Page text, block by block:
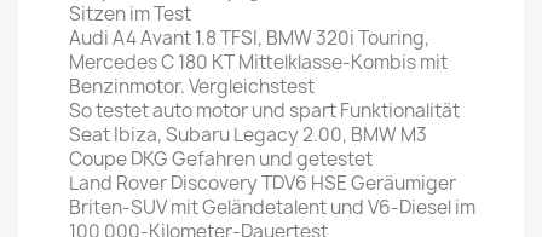
Sitzen im Test
Audi A4 Avant 1.8 TFSI, BMW 320i Touring,
Mercedes C 180 KT Mittelklasse-Kombis mit
Benzinmotor. Vergleichstest
So testet auto motor und spart Funktionalität
Seat Ibiza, Subaru Legacy 2.00, BMW M3
Coupe DKG Gefahren und getestet
Land Rover Discovery TDV6 HSE Geräumiger
Briten-SUV mit Geländetalent und V6-Diesel im